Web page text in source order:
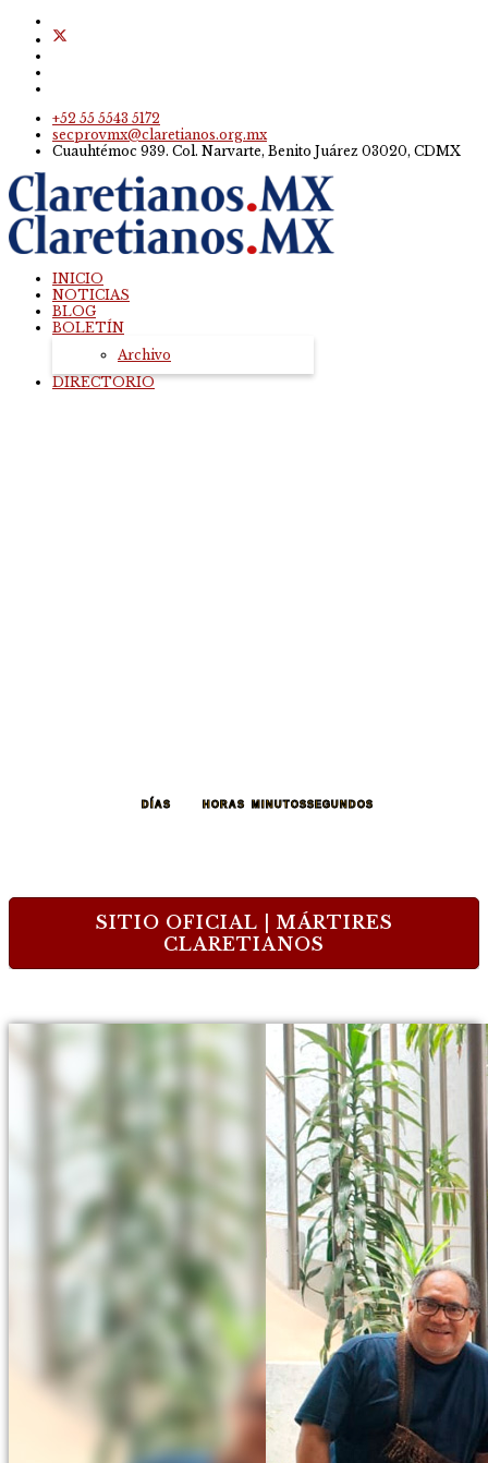
+52 55 5543 5172
secprovmx@claretianos.org.mx
Cuauhtémoc 939. Col. Narvarte, Benito Juárez 03020, CDMX
INICIO
NOTICIAS
BLOG
BOLETÍN
Archivo
DIRECTORIO
DÍAS HORAS MINUTOSSEGUNDOS
SITIO OFICIAL | MÁRTIRES
CLARETIANOS